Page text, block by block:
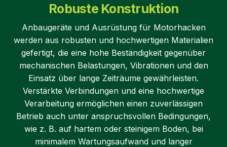
Robuste Konstruktion
Anbaugeräte und Ausrüstung für Motorhacken
werden aus robusten und hochwertigen Materialien
gefertigt, die eine hohe Beständigkeit gegenüber
mechanischen Belastungen, Vibrationen und den
Einsatz über lange Zeiträume gewährleisten.
Verstärkte Verbindungen und eine hochwertige
Verarbeitung ermöglichen einen zuverlässigen
Betrieb auch unter anspruchsvollen Bedingungen,
wie z. B. auf hartem oder steinigem Boden, bei
minimalem Wartungsaufwand und langer